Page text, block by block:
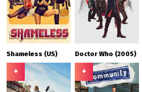
Shameless (US) Doctor Who (2005)
+ +